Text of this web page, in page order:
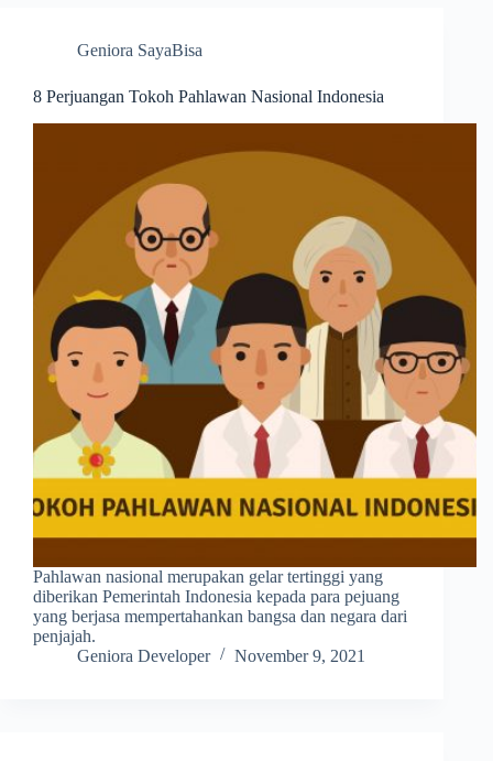
Geniora SayaBisa
8 Perjuangan Tokoh Pahlawan Nasional Indonesia
Pahlawan nasional merupakan gelar tertinggi yang
diberikan Pemerintah Indonesia kepada para pejuang
yang berjasa mempertahankan bangsa dan negara dari
penjajah.
Geniora Developer
November 9, 2021